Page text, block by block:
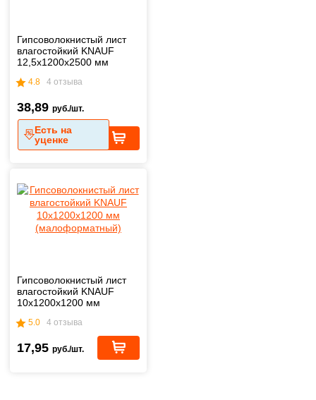
Гипсоволокнистый лист
влагостойкий KNAUF
12,5х1200х2500 мм
4.8 4 отзыва
38,89 руб./шт.
Есть на
уценке
Гипсоволокнистый лист
влагостойкий KNAUF
10х1200х1200 мм
5.0 4 отзыва
17,95 руб./шт.